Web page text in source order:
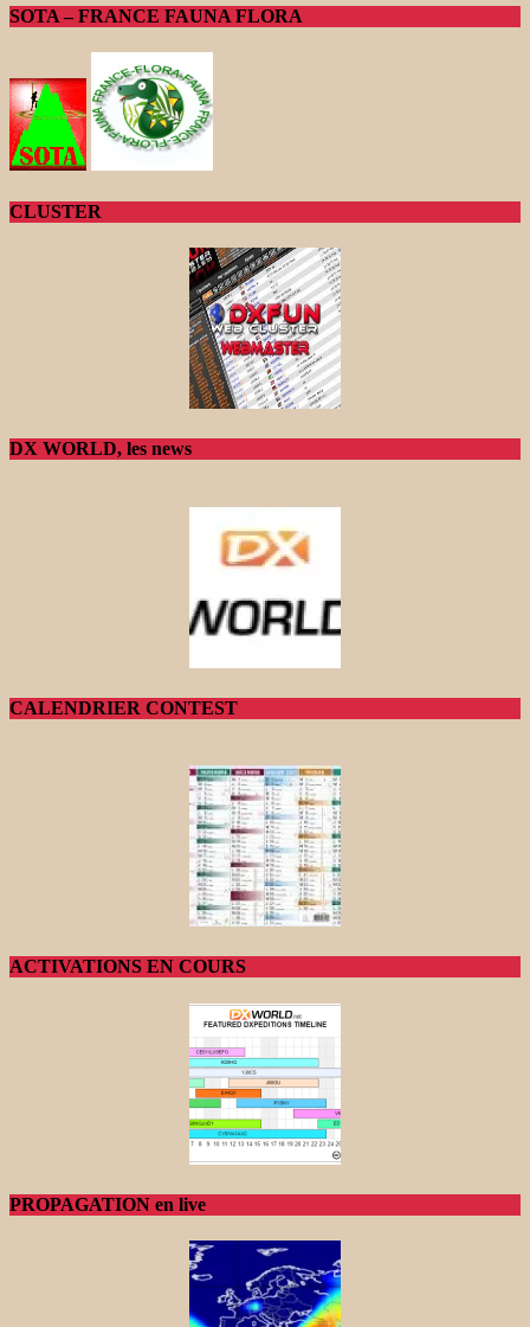
SOTA – FRANCE FAUNA FLORA
CLUSTER
DX WORLD, les news
CALENDRIER CONTEST
ACTIVATIONS EN COURS
PROPAGATION en live